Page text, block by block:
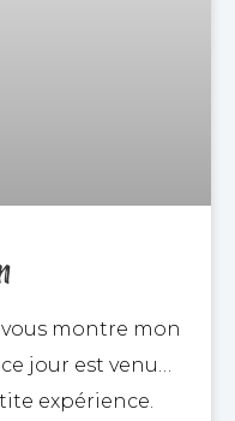
vous montre mon
jour est venu…
expérience.